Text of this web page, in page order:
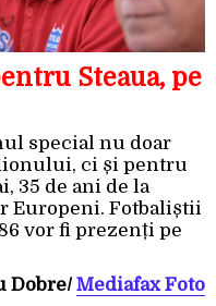
Steaua, pe
special nu doar
ci și pentru
35 de ani de la
Europeni. Fotbaliștii
vor fi prezenți pe
Dobre/ Mediafax Foto